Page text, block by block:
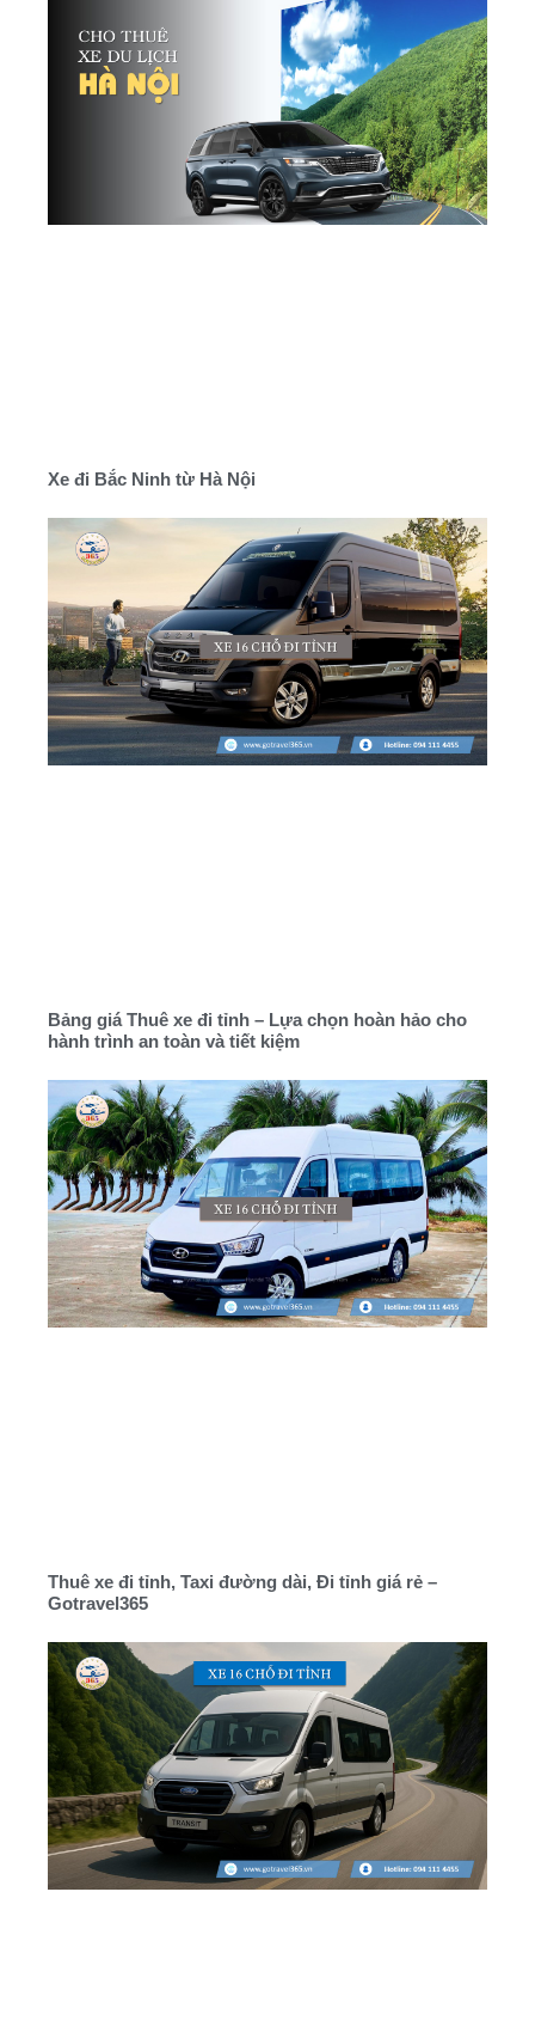
Xe đi Bắc Ninh từ Hà Nội
Bảng giá Thuê xe đi tỉnh – Lựa chọn hoàn hảo cho
hành trình an toàn và tiết kiệm
Thuê xe đi tỉnh, Taxi đường dài, Đi tỉnh giá rẻ –
Gotravel365